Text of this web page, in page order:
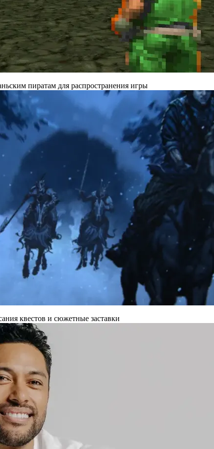
пиратам для распространения игры
квестов и сюжетные заставки